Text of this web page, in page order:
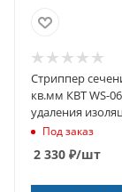
Стриппер
кв.мм КВТ WS-
удаления
Под заказ
2 330 ₽/шт